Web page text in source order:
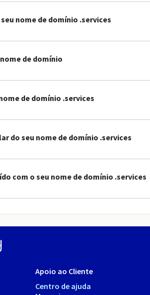
nome de domínio .services
de domínio
de domínio .services
do seu nome de domínio .services
com o seu nome de domínio .services
Apoio ao Cliente
Centro de ajuda